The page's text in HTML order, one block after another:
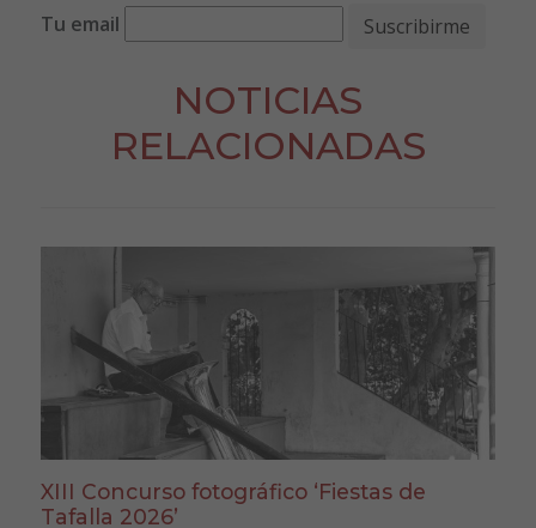
Tu email
NOTICIAS
RELACIONADAS
XIII Concurso fotográfico ‘Fiestas de
Tafalla 2026’